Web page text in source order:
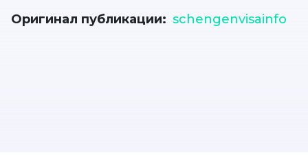
Оригинал публикации schengenvisainfo